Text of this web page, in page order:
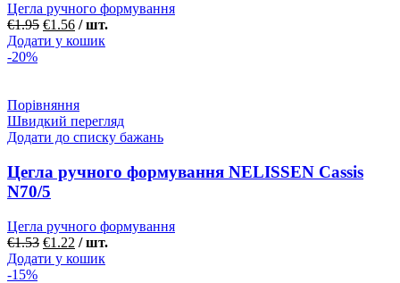
Цегла ручного формування
€1.95 €1.56 / шт.
Додати у кошик
-20%
Порівняння
Швидкий перегляд
Додати до списку бажань
Цегла ручного формування NELISSEN Cassis
N70/5
Цегла ручного формування
€1.53 €1.22 / шт.
Додати у кошик
-15%